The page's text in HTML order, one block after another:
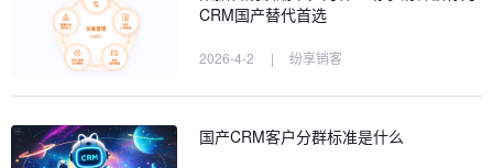
CRM国产替代首选
2026-4-2 | 纷享销客
国产CRM客户分群标准是什么